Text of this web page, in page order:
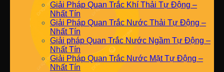
Giải Pháp Quan Trắc Khí Thải Tự Động –
Nhất Tín
Giải Pháp Quan Trắc Nước Thải Tự Động –
Nhất Tín
Giải pháp Quan Trắc Nước Ngầm Tự Động –
Nhất Tín
Giải Pháp Quan Trắc Nước Mặt Tự Động –
Nhất Tín